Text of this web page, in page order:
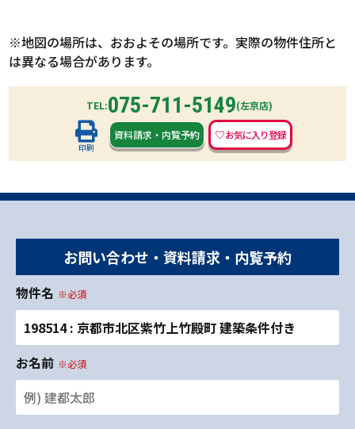
※地図の場所は、おおよその場所です。実際の物件住所と
は異なる場合があります。
TEL:075-711-5149(左京店)
印刷
資料請求 ・ 内覧予約
お問い合わせ・資料請求・内覧予約
物件名 ※必須
198514 : 京都市北区紫竹上竹殿町 建築条件付き
お名前 ※必須